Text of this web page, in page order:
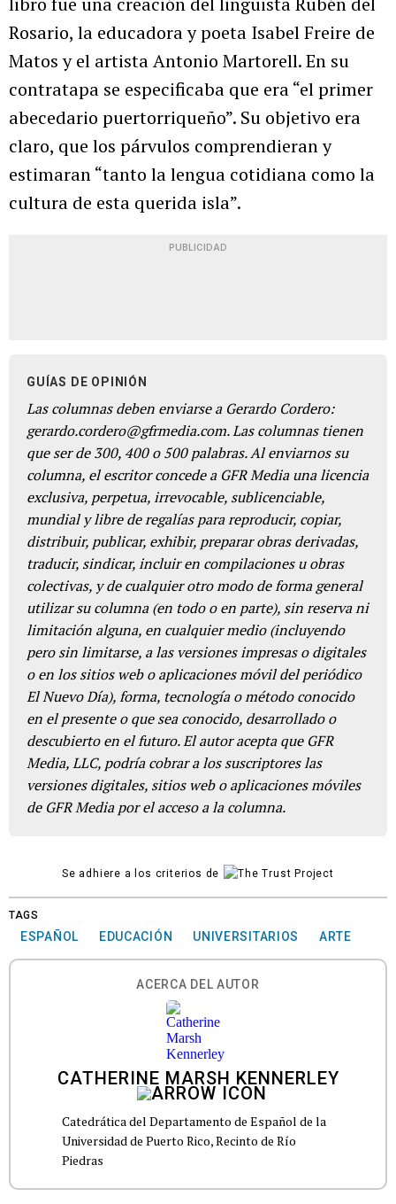
Rosario, la educadora y poeta Isabel Freire de
Matos y el artista Antonio Martorell. En su
contratapa se especificaba que era “el primer
abecedario puertorriqueño”. Su objetivo era
claro, que los párvulos comprendieran y
estimaran “tanto la lengua cotidiana como la
cultura de esta querida isla”.
PUBLICIDAD
GUÍAS DE OPINIÓN
Las columnas deben enviarse a Gerardo Cordero:
gerardo.cordero@gfrmedia.com. Las columnas tienen
que ser de 300, 400 o 500 palabras. Al enviarnos su
columna, el escritor concede a GFR Media una licencia
exclusiva, perpetua, irrevocable, sublicenciable,
mundial y libre de regalías para reproducir, copiar,
distribuir, publicar, exhibir, preparar obras derivadas,
traducir, sindicar, incluir en compilaciones u obras
colectivas, y de cualquier otro modo de forma general
utilizar su columna (en todo o en parte), sin reserva ni
limitación alguna, en cualquier medio (incluyendo
pero sin limitarse, a las versiones impresas o digitales
o en los sitios web o aplicaciones móvil del periódico
El Nuevo Día), forma, tecnología o método conocido
en el presente o que sea conocido, desarrollado o
descubierto en el futuro. El autor acepta que GFR
Media, LLC, podría cobrar a los suscriptores las
versiones digitales, sitios web o aplicaciones móviles
de GFR Media por el acceso a la columna.
Se adhiere a los criterios de
TAGS
ESPAÑOL EDUCACIÓN UNIVERSITARIOS ARTE
ACERCA DEL AUTOR
CATHERINE MARSH KENNERLEY
Catedrática del Departamento de Español de la
Universidad de Puerto Rico, Recinto de Río
Piedras